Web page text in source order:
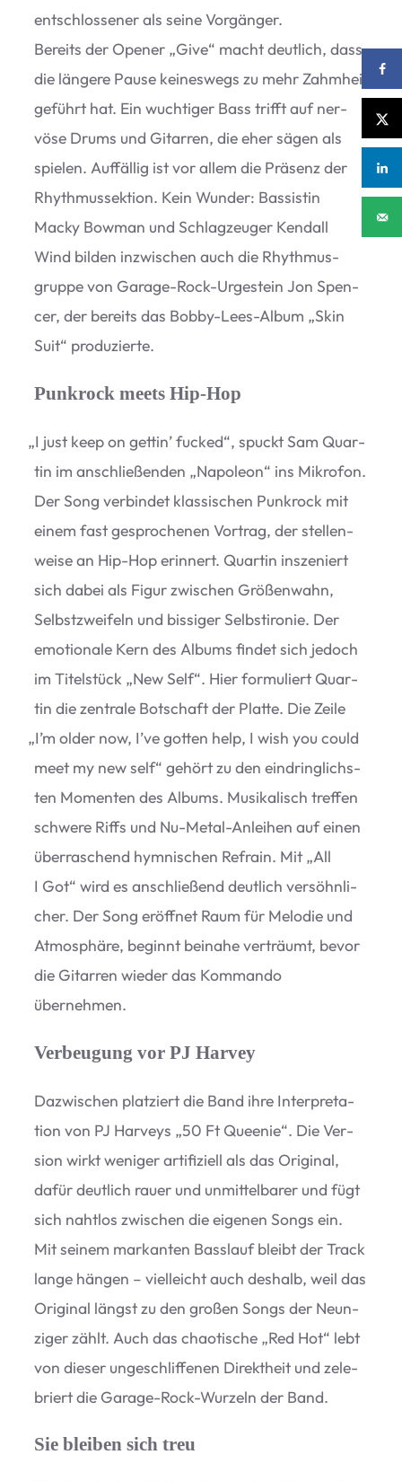
ent­schlos­se­ner als seine Vor­gän­ger.
Bereits der Ope­ner „Give“ macht deut­lich, dass
die län­gere Pause kei­nes­wegs zu mehr Zahm­heit
geführt hat. Ein wuch­ti­ger Bass trifft auf ner­
vöse Drums und Gitar­ren, die eher sägen als
spie­len. Auf­fäl­lig ist vor allem die Prä­senz der
Rhyth­mus­sek­tion. Kein Wun­der: Bas­sis­tin
Macky Bow­man und Schlag­zeu­ger Kend­all
Wind bil­den inzwi­schen auch die Rhyth­mus­
gruppe von Garage-Rock-Urge­stein Jon Spen­
cer, der bereits das Bobby-Lees-Album „Skin
Suit“ produzierte.
Punkrock meets Hip-Hop
„I just keep on get­tin’ fucked“, spuckt Sam Quar­
tin im anschlie­ßen­den „Napo­leon“ ins Mikro­fon.
Der Song ver­bin­det klas­si­schen Punk­rock mit
einem fast gespro­che­nen Vor­trag, der stel­len­
weise an Hip-Hop erin­nert. Quar­tin insze­niert
sich dabei als Figur zwi­schen Grö­ßen­wahn,
Selbst­zwei­feln und bis­si­ger Selbst­iro­nie. Der
emo­tio­nale Kern des Albums fin­det sich jedoch
im Titel­stück „New Self“. Hier for­mu­liert Quar­
tin die zen­trale Bot­schaft der Platte. Die Zeile
„I’m older now, I’ve got­ten help, I wish you could
meet my new self“ gehört zu den ein­dring­lichs­
ten Momen­ten des Albums. Musi­ka­lisch tref­fen
schwere Riffs und Nu-Metal-Anlei­hen auf einen
über­ra­schend hym­ni­schen Refrain. Mit „All
I Got“ wird es anschlie­ßend deut­lich ver­söhn­li­
cher. Der Song eröff­net Raum für Melo­die und
Atmo­sphäre, beginnt bei­nahe ver­träumt, bevor
die Gitar­ren wie­der das Kom­mando
übernehmen.
Verbeugung vor PJ Harvey
Dazwi­schen plat­ziert die Band ihre Inter­pre­ta­
tion von PJ Har­veys „50 Ft Quee­nie“. Die Ver­
sion wirkt weni­ger arti­fi­zi­ell als das Ori­gi­nal,
dafür deut­lich rauer und unmit­tel­ba­rer und fügt
sich naht­los zwi­schen die eige­nen Songs ein.
Mit sei­nem mar­kan­ten Bass­lauf bleibt der Track
lange hän­gen – viel­leicht auch des­halb, weil das
Ori­gi­nal längst zu den gro­ßen Songs der Neun­
zi­ger zählt. Auch das chao­ti­sche „Red Hot“ lebt
von die­ser unge­schlif­fe­nen Direkt­heit und zele­
briert die Garage-Rock-Wur­zeln der Band.
Sie bleiben sich treu